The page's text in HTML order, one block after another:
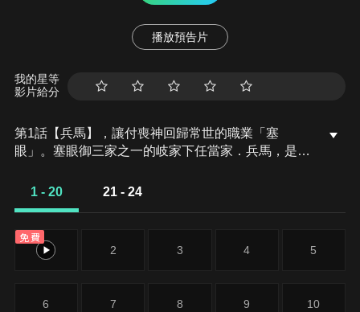
播放預告片
我的星等
影片給分
第1話【兵馬】，讓付喪神回歸常世的職業「塞
眼」。塞眼御三家之一的岐家下任當家．兵馬，是個
去的現任當家兼兵馬的祖父．造兵，於是用下猛藥的
馬，只能百般不願地前往長月家所在的京都。過去被
付喪神奪走了兄姊而痛恨著付喪神的兵馬，第一天就
1 - 20 21 - 24
免費
1 2 3 4 5
6 7 8 9 10